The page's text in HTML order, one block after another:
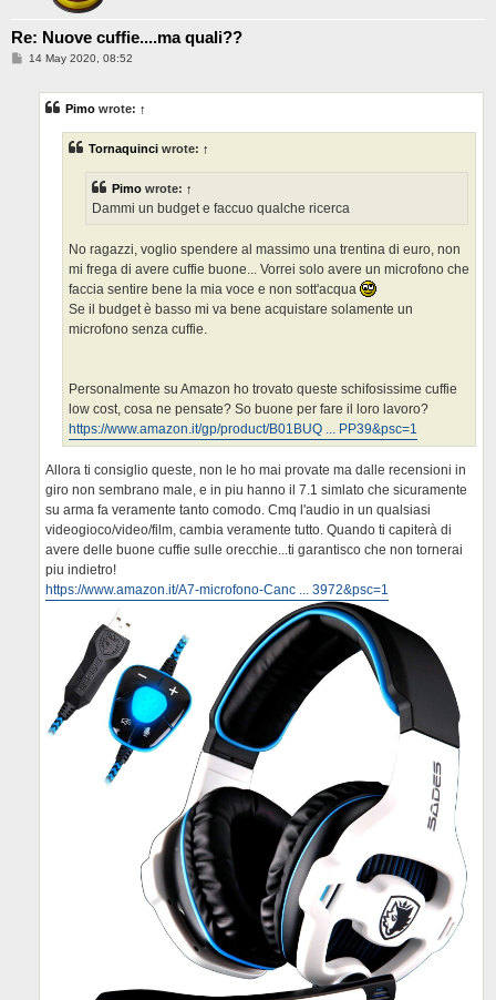
Re: Nuove cuffie....ma quali??
P14 May 2020, 08:52
Pimo wrote: ↑
Tornaquinci wrote: ↑
Pimo wrote: ↑
Dammi un budget e faccuo qualche ricerca
No ragazzi, voglio spendere al massimo una trentina di euro, non
mi frega di avere cuffie buone... Vorrei solo avere un microfono che
faccia sentire bene la mia voce e non sott'acqua
Se il budget è basso mi va bene acquistare solamente un
microfono senza cuffie.
Personalmente su Amazon ho trovato queste schifosissime cuffie
low cost, cosa ne pensate? So buone per fare il loro lavoro?
https://www.amazon.it/gp/product/B01BUQ ... PP39&psc=1
Allora ti consiglio queste, non le ho mai provate ma dalle recensioni in
giro non sembrano male, e in piu hanno il 7.1 simlato che sicuramente
su arma fa veramente tanto comodo. Cmq l'audio in un qualsiasi
videogioco/video/film, cambia veramente tutto. Quando ti capiterà di
avere delle buone cuffie sulle orecchie...ti garantisco che non tornerai
piu indietro!
https://www.amazon.it/A7-microfono-Canc ... 3972&psc=1